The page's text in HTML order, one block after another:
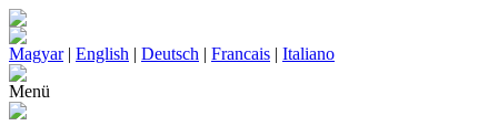
Magyar| English | Deutsch | Francais | Italiano
Menü